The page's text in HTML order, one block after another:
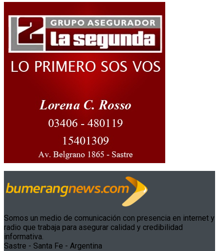
Somos un medio de comunicación con presencia en internet y
radio que trabaja para asegurar calidad y credibilidad
informativa.
Sastre - Santa Fe - Argentina